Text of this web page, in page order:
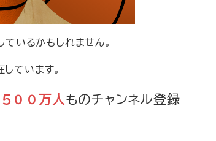
いるかもしれません。
ています。
５００万人ものチャンネル登録